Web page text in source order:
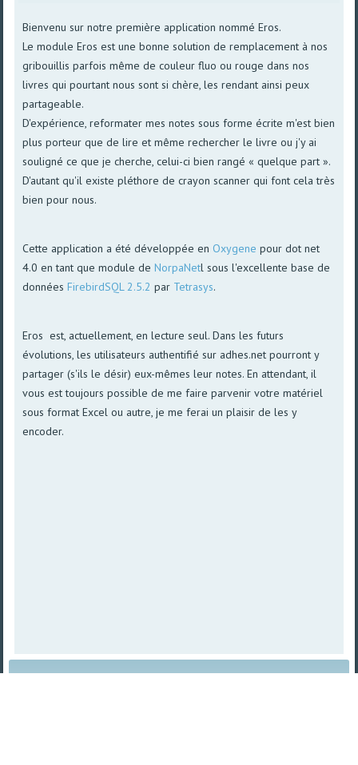
Bienvenu sur notre première application nommé Eros.
Le module Eros est une bonne solution de remplacement à nos
gribouillis parfois même de couleur fluo ou rouge dans nos
livres qui pourtant nous sont si chère, les rendant ainsi peux
partageable.
D'expérience, reformater mes notes sous forme écrite m'est bien
plus porteur que de lire et même rechercher le livre ou j'y ai
souligné ce que je cherche, celui-ci bien rangé « quelque part ».
D'autant qu'il existe pléthore de crayon scanner qui font cela très
bien pour nous.
Cette application a été développée en Oxygene pour dot net
4.0 en tant que module deNorpaNetl sous l'excellente base de
donnéesFirebirdSQL 2.5.2 par Tetrasys.
Eros est, actuellement, en lecture seul. Dans les futurs
évolutions, les utilisateurs authentifié sur adhes.net pourront y
partager (s'ils le désir) eux-mêmes leur notes. En attendant, il
vous est toujours possible de me faire parvenir votre matériel
sous format Excel ou autre, je me ferai un plaisir de les y
encoder.